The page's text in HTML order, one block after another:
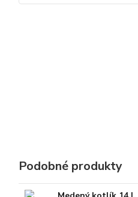
Podobné produkty